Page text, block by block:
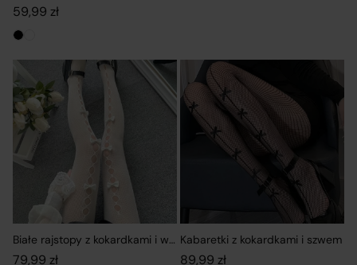
59,99 zł
Białe rajstopy z kokardkami i wycięciami
79,99 zł
Kabaretki z kokardkami i szwem
89,99 zł